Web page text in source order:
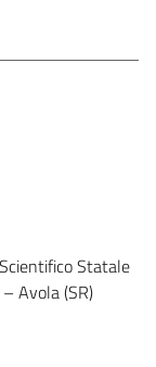
Statale
Avola (SR)